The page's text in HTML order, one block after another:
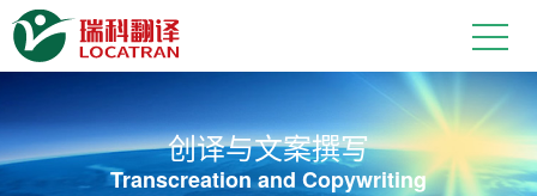
品牌营销内容创译与多语言文案撰写
创译与文案撰写
Transcreation and Copywriting